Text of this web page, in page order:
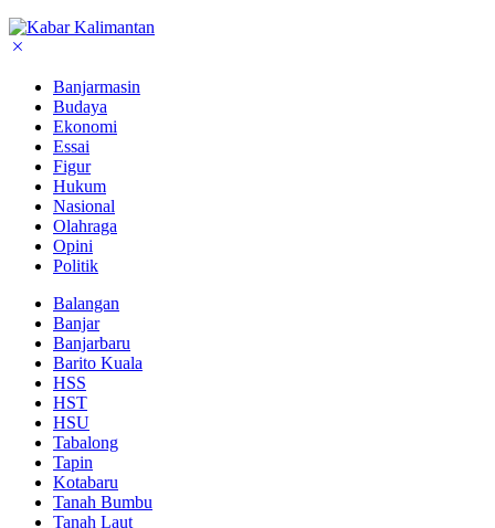
Banjarmasin
Budaya
Ekonomi
Essai
Figur
Hukum
Nasional
Olahraga
Opini
Politik
Balangan
Banjar
Banjarbaru
Barito Kuala
HSS
HST
HSU
Tabalong
Tapin
Kotabaru
Tanah Bumbu
Tanah Laut